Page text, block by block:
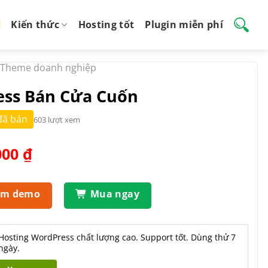
Kiến thức Hosting tốt Plugin miễn phí
Theme doanh nghiệp
Bán Cửa Cuốn
bán 603 lượt xem
₫.
₫Giá
tại
là:
500.000 ₫.
demo Mua ngay
WordPress chất lượng cao. Support tốt. Dùng thử 7